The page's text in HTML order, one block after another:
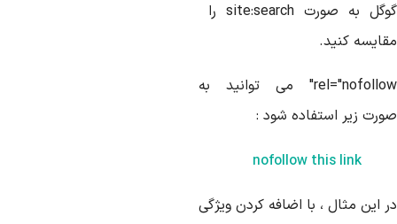
گوگل به صورت site:search را
کنید.
rel="nofollow" می توانید به
زیر استفاده شود :
nofollow this link
این مثال ، با اضافه کردن ویژگی